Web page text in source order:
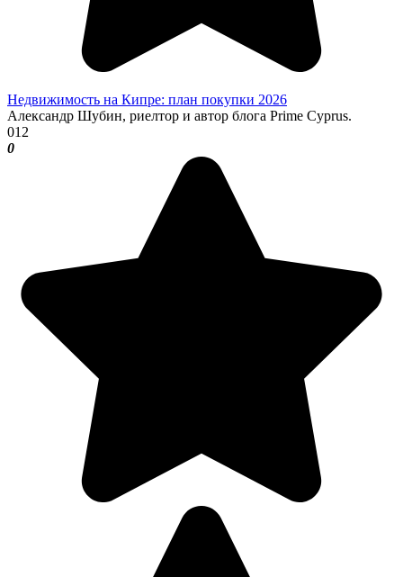
Недвижимость на Кипре: план покупки 2026
Александр Шубин, риелтор и автор блога Prime Cyprus.
012
0